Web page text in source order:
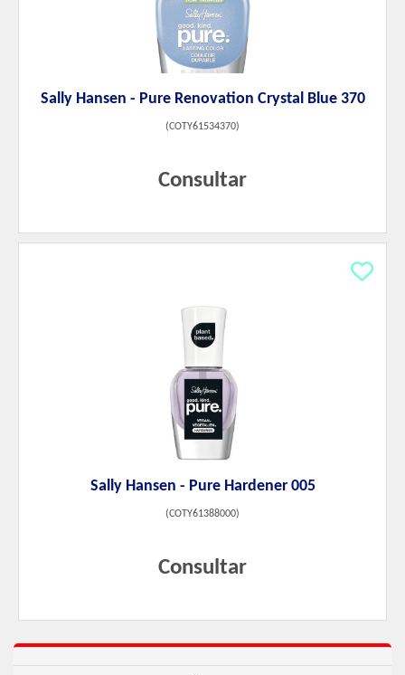
Sally Hansen - Pure Renovation Crystal Blue 370
(COTY61534370)
Consultar
Sally Hansen - Pure Hardener 005
(COTY61388000)
Consultar